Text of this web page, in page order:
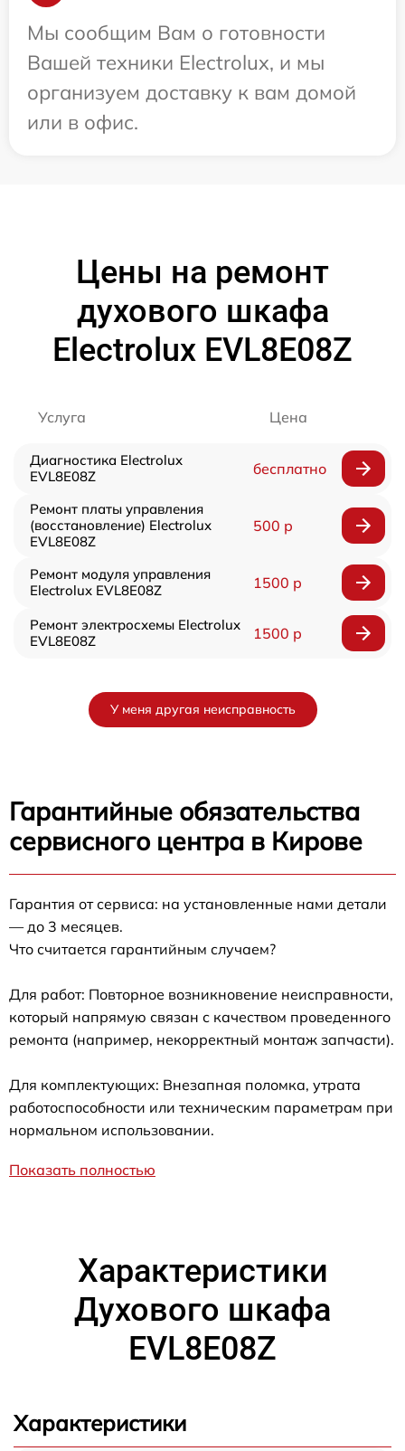
Мы сообщим Вам о готовности
Вашей техники Electrolux, и мы
организуем доставку к вам домой
или в офис.
Цены на ремонт
духового шкафа
Electrolux EVL8E08Z
Услуга Цена
Диагностика Electrolux
EVL8E08Z
бесплатно
Ремонт платы управления
(восстановление) Electrolux
EVL8E08Z
500 р
Ремонт модуля управления
Electrolux EVL8E08Z
1500 р
Ремонт электросхемы Electrolux
EVL8E08Z
1500 р
У меня другая неисправность
Гарантийные обязательства
сервисного центра в Кирове
Гарантия от сервиса: на установленные нами детали
— до 3 месяцев.
Что считается гарантийным случаем?
Для работ: Повторное возникновение неисправности,
который напрямую связан с качеством проведенного
ремонта (например, некорректный монтаж запчасти).
Для комплектующих: Внезапная поломка, утрата
работоспособности или техническим параметрам при
нормальном использовании.
Показать полностью
Характеристики
Духового шкафа
EVL8E08Z
Характеристики